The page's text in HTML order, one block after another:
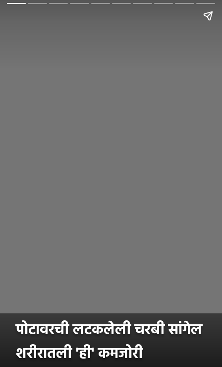
पोटावरची लटकलेली चरबी सांगेल
शरीरातली 'ही' कमजोरी